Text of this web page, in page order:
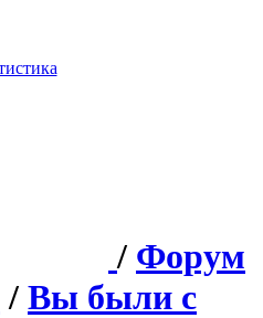
/ Форум
/ Вы были с